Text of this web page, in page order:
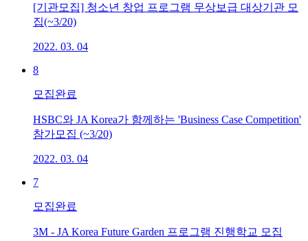
[기관모집] 청소년 창업 프로그램 무상보급 대상기관 모
집(~3/20)
2022. 03. 04
8
모집완료
HSBC와 JA Korea가 함께하는 'Business Case Competition'
참가모집 (~3/20)
2022. 03. 04
7
모집완료
3M - JA Korea Future Garden 프로그램 진행학교 모집